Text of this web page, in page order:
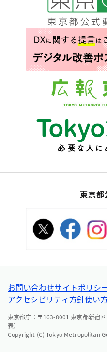
東京都
お問い合わせサイトポリシ
アクセシビリティ方針使い
東京都庁：〒163-8001 東京都新宿
表）
Copyright (C) Tokyo Metropolitan